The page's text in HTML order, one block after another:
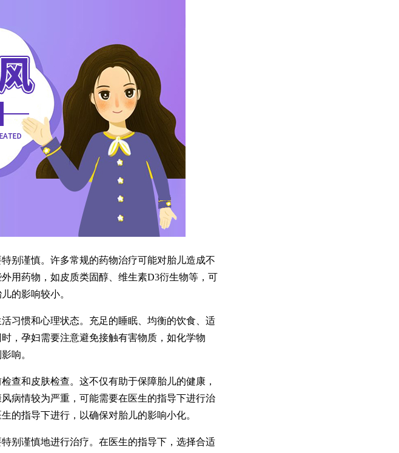
谨慎。许多常规的药物治疗可能对胎儿造成不
用药物，如皮质类固醇、维生素D3衍生物等，可
的影响较小。
惯和心理状态。充足的睡眠、均衡的饮食、适
，孕妇需要注意避免接触有害物质，如化学物
响。
和皮肤检查。这不仅有助于保障胎儿的健康，
病情较为严重，可能需要在医生的指导下进行治
的指导下进行，以确保对胎儿的影响小化。
谨慎地进行治疗。在医生的指导下，选择合适